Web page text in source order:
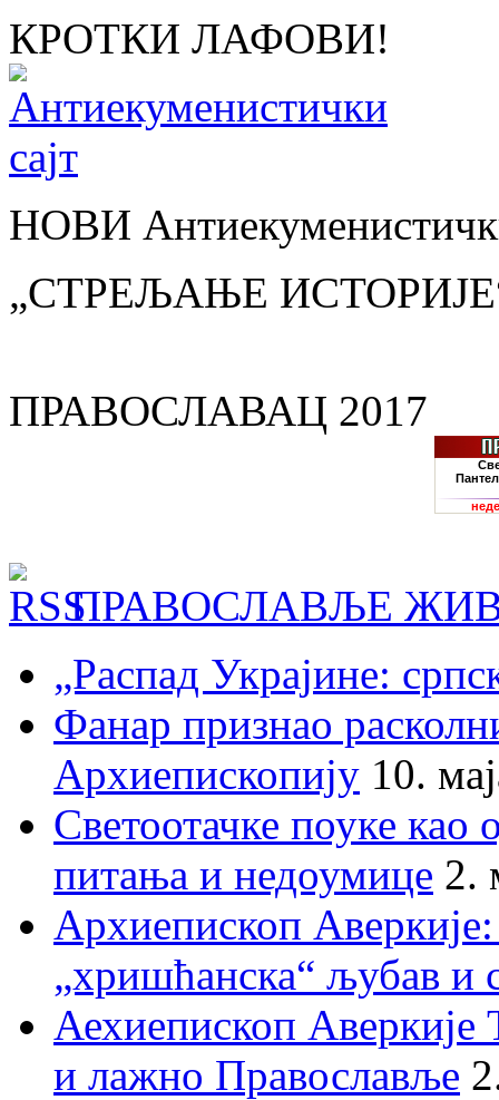
КРОТКИ ЛАФОВИ!
НОВИ
„СТРЕЉАЊЕ
ПРАВОСЛАВАЦ 2017
ПРАВОСЛАВЉЕ
„Распад Украјине:
Фанар признао
Архиепископију 10.
Светоотачке поуке као
питања и недоумице 2.
Архиепископ
„хришћанска“ љубав и
Аехиепископ
и лажно Православље